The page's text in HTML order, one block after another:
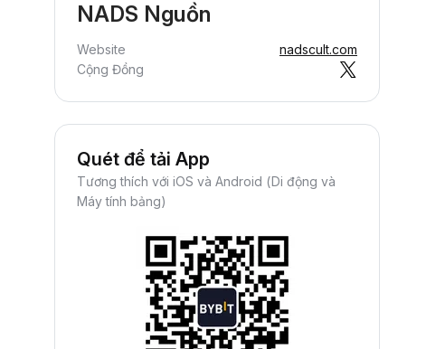
NADS Nguồn
Website
nadscult.com
Cộng Đồng
Quét để tải App
Tương thích với iOS và Android (Di động và
Máy tính bảng)